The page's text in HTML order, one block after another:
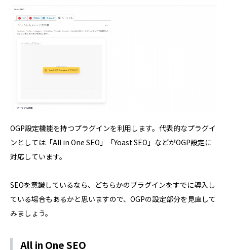
OGP設定機能を持つプラグインを利用します。代表的なプラグイ
ンとしては「All in One SEO」「Yoast SEO」などがOGP設定に
対応しています。
SEOを意識しているなら、どちらかのプラグインをすでに導入し
ている場合もあるかと思いますので、OGPの設定部分を見直して
みましょう。
All in One SEO